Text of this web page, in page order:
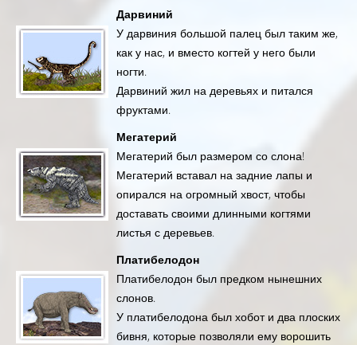
Дарвиний
У дарвиния большой палец был таким же,
как у нас, и вместо когтей у него были
ногти.
Дарвиний жил на деревьях и питался
фруктами.
Мегатерий
Мегатерий был размером со слона!
Мегатерий вставал на задние лапы и
опирался на огромный хвост, чтобы
доставать своими длинными когтями
листья с деревьев.
Платибелодон
Платибелодон был предком нынешних
слонов.
У платибелодона был хобот и два плоских
бивня, которые позволяли ему ворошить